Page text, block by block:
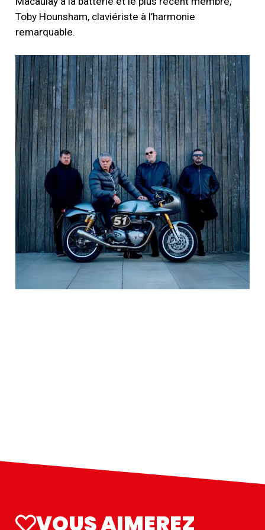
Toby Hounsham, claviériste à l’harmonie
remarquable.
VOUS AIMEREZ